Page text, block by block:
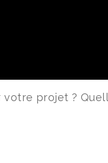
votre projet ?